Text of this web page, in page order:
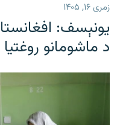
زمری ۱۶, ۱۴۰۵
یونېسف:
د ماشومانو